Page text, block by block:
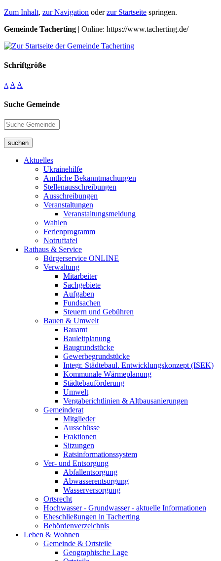
Zum Inhalt, zur Navigation oderzur Startseite springen.
Gemeinde Tacherting | Online: https://www.tacherting.de/
Schriftgröße
A A A
Suche Gemeinde
suchen
Aktuelles
Ukrainehilfe
Amtliche Bekanntmachungen
Stellenausschreibungen
Ausschreibungen
Veranstaltungen
Veranstaltungsmeldung
Wahlen
Ferienprogramm
Notruftafel
Rathaus & Service
Bürgerservice ONLINE
Verwaltung
Mitarbeiter
Sachgebiete
Aufgaben
Fundsachen
Steuern und Gebühren
Bauen & Umwelt
Bauamt
Bauleitplanung
Baugrundstücke
Gewerbegrundstücke
Integr. Städtebaul. Entwicklungskonzept (ISEK)
Kommunale Wärmeplanung
Städtebauförderung
Umwelt
Vergaberichtlinien & Altbausanierungen
Gemeinderat
Mitglieder
Ausschüsse
Fraktionen
Sitzungen
Ratsinformationssystem
Ver- und Entsorgung
Abfallentsorgung
Abwasserentsorgung
Wasserversorgung
Ortsrecht
Hochwasser - Grundwasser - aktuelle Informationen
Eheschließungen in Tacherting
Behördenverzeichnis
Leben & Wohnen
Gemeinde & Ortsteile
Geographische Lage